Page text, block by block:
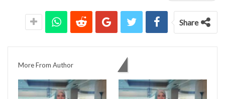
Share
More From Author